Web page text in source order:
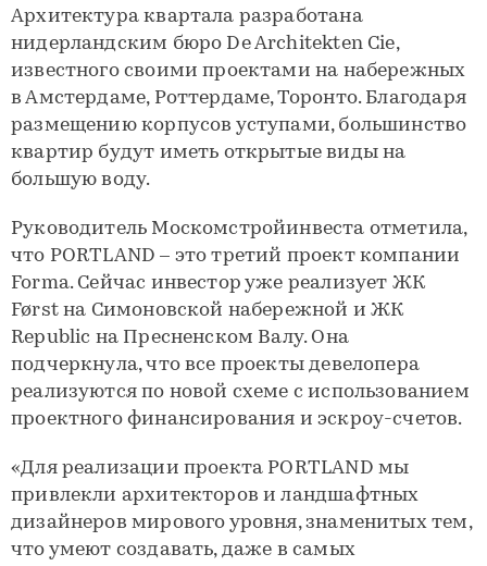
Архитектура квартала разработана
нидерландским бюро De Architekten Cie,
известного своими проектами на набережных
в Амстердаме, Роттердаме, Торонто. Благодаря
размещению корпусов уступами, большинство
квартир будут иметь открытые виды на
большую воду.
Руководитель Москомстройинвеста отметила,
что PORTLAND – это третий проект компании
Forma. Сейчас инвестор уже реализует ЖК
Først на Симоновской набережной и ЖК
Republic на Пресненском Валу. Она
подчеркнула, что все проекты девелопера
реализуются по новой схеме с использованием
проектного финансирования и эскроу-счетов.
«Для реализации проекта PORTLAND мы
привлекли архитекторов и ландшафтных
дизайнеров мирового уровня, знаменитых тем,
что умеют создавать, даже в самых